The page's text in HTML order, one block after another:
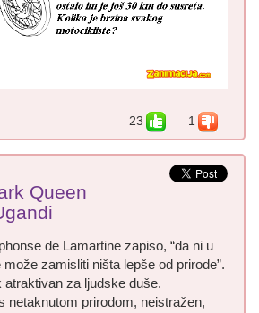
23 1
Queen
de Lamartine zapiso, “da ni u
zamisliti ništa lepše od prirode”.
atraktivan za ljudske duše.
netaknutom prirodom, neistražen,